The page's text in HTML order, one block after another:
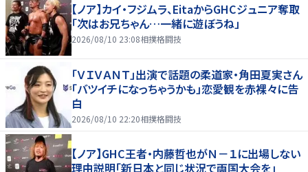
【ノア】カイ・フジムラ、EitaからGHCジュニア奪取
「次はお兄ちゃん…一緒に遊ぼうね」
2026/08/10 23:08相撲格闘技
「ＶＩＶＡＮＴ」出演で話題の柔道家・角田夏実さん
「バツイチになっちゃうかも」恋愛観を赤裸々に告
白
2026/08/10 22:20相撲格闘技
【ノア】GHC王者・内藤哲也がＮ－１に出場しない
理由説明「新日本と同じ状況で両国大会を」